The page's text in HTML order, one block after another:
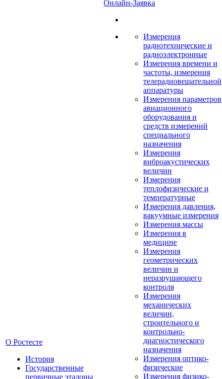
О Ростесте
История
Государственные
первичные эталоны
Онлайн-Заявка
Измерения
радиотехнические и
радиоэлектронные
Измерения времени и
частоты, измерения
телерадиовещательной
аппаратуры
Измерения параметров
авиационного
оборудования и
средств измерений
специального
назначения
Измерения
виброакустических
величин
Измерения
теплофизические и
температурные
Измерения давления,
вакуумные измерения
Измерения массы
Измерения в
медицине
Измерения
геометрических
величин и
неразрушающего
контроля
Измерения
механических
величин,
строительного и
контрольно-
диагностического
назначения
Измерения оптико-
физические
Измерения физико-